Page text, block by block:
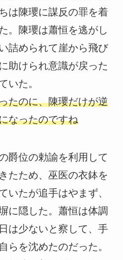
は陳瓔に謀反の罪を着
。陳瓔は蕭恒を逃がし
詰められて崖から飛び
助けられ意識が戻った
いた。
たのに、陳瓔だけが逆
なったのですね
爵位の勅諭を利用して
たため、巫医の衣鉢を
いたが追手はやまず、
に隠した。蕭恒は体調
は少ないと察して、手
らを沈めたのだった。